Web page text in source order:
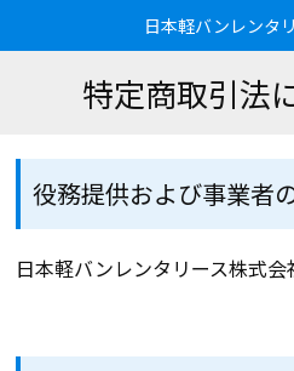
日本軽バンレンタ
特定商取引法
役務提供および事業者
日本軽バンレンタリース株式会